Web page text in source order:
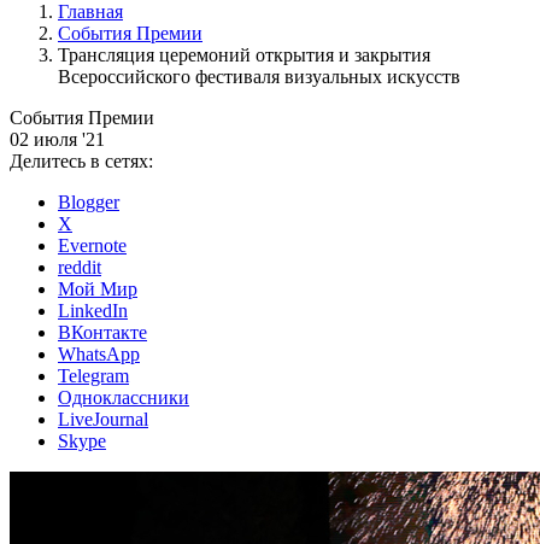
Главная
События Премии
Трансляция церемоний открытия и закрытия
Всероссийского фестиваля визуальных искусств
События Премии
02 июля '21
Делитесь в сетях:
Blogger
X
Evernote
reddit
Мой Мир
LinkedIn
ВКонтакте
WhatsApp
Telegram
Одноклассники
LiveJournal
Skype